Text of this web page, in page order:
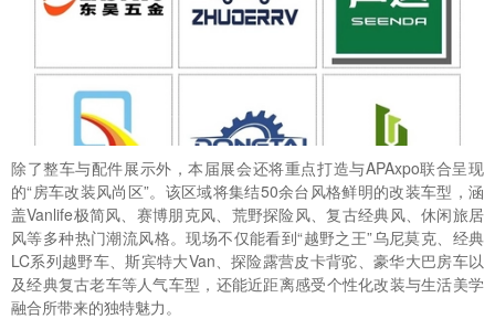
除了整车与配件展示外，本届展会还将重点打造与APAxpo联合呈现
的“房车改装风尚区”。该区域将集结50余台风格鲜明的改装车型，涵
盖Vanlife极简风、赛博朋克风、荒野探险风、复古经典风、休闲旅居
风等多种热门潮流风格。现场不仅能看到“越野之王”乌尼莫克、经典
LC系列越野车、斯宾特大Van、探险露营皮卡背驼、豪华大巴房车以
及经典复古老车等人气车型，还能近距离感受个性化改装与生活美学
融合所带来的独特魅力。